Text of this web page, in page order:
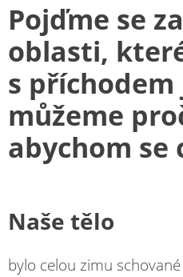
Pojďme se
oblasti,
s příchodem
můžeme
abychom
Naše tělo
bylo celou zimu